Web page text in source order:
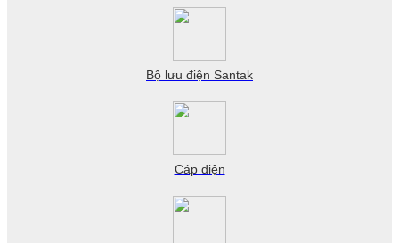
Bộ lưu điện Santak
Cáp điện